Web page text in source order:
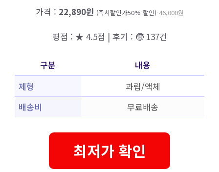
가격 : 22,890원 (즉시할인가50% 할인) 46,000원
평점 : ★ 4.5점 | 후기 : 🧒 137건
구분
내용
제형
과립/액체
배송비
무료배송
최저가 확인